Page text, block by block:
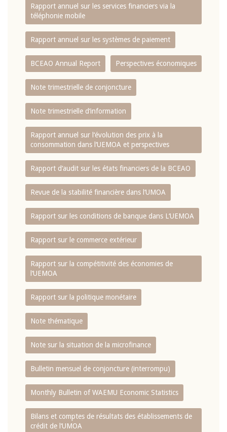
Rapport annuel sur les services financiers via la
téléphonie mobile
Rapport annuel sur les systèmes de paiement
BCEAO Annual Report Perspectives économiques
Note trimestrielle de conjoncture
Note trimestrielle d‘information
Rapport annuel sur l‘évolution des prix à la
consommation dans l‘UEMOA et perspectives
Rapport d‘audit sur les états financiers de la BCEAO
Revue de la stabilité financière dans l‘UMOA
Rapport sur les conditions de banque dans L‘UEMOA
Rapport sur le commerce extérieur
Rapport sur la compétitivité des économies de
l‘UEMOA
Rapport sur la politique monétaire
Note thématique
Note sur la situation de la microfinance
Bulletin mensuel de conjoncture (interrompu)
Monthly Bulletin of WAEMU Economic Statistics
Bilans et comptes de résultats des établissements de
crédit de l‘UMOA